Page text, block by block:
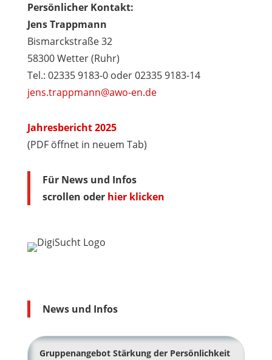
Persönlicher Kontakt:
Jens Trappmann
Bismarckstraße 32
58300 Wetter (Ruhr)
Tel.: 02335 9183-0 oder 02335 9183-14
jens.trappmann@awo-en.de
Jahresbericht 2025
(PDF öffnet in neuem Tab)
Für News und Infos
scrollen oder hier klicken
News und Infos
Gruppenangebot Stärkung der Persönlichkeit